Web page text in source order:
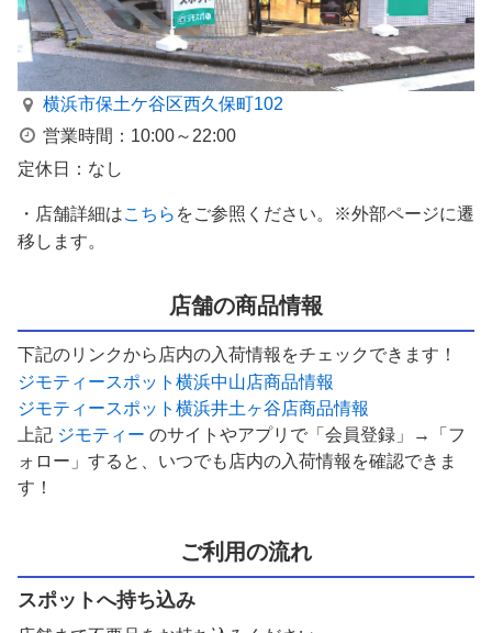
横浜市保土ケ谷区西久保町102
営業時間：10:00～22:00
定休日：なし
・店舗詳細はこちら をご参照ください。※外部ページに遷
移します。
店舗の商品情報
下記のリンクから店内の入荷情報をチェックできます！
ジモティースポット横浜中山店商品情報
ジモティースポット横浜井土ヶ谷店商品情報
上記 ジモティー のサイトやアプリで「会員登録」→「フ
ォロー」すると、いつでも店内の入荷情報を確認できま
す！
ご利用の流れ
スポットへ持ち込み